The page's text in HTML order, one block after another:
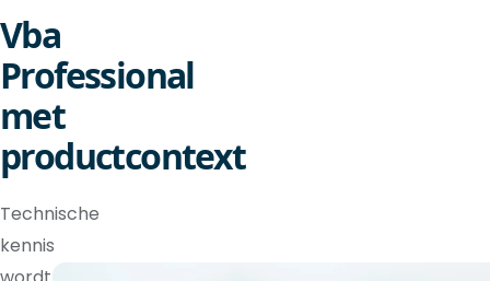
Vba
Professional
met
productcontext
Technische
kennis